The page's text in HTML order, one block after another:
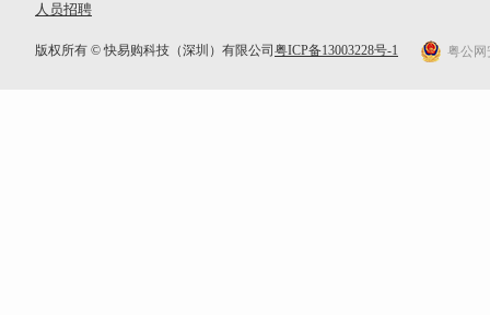
人员招聘
版权所有 © 快易购科技（深圳）有限公司 粤ICP备13003228号-1 粤公网